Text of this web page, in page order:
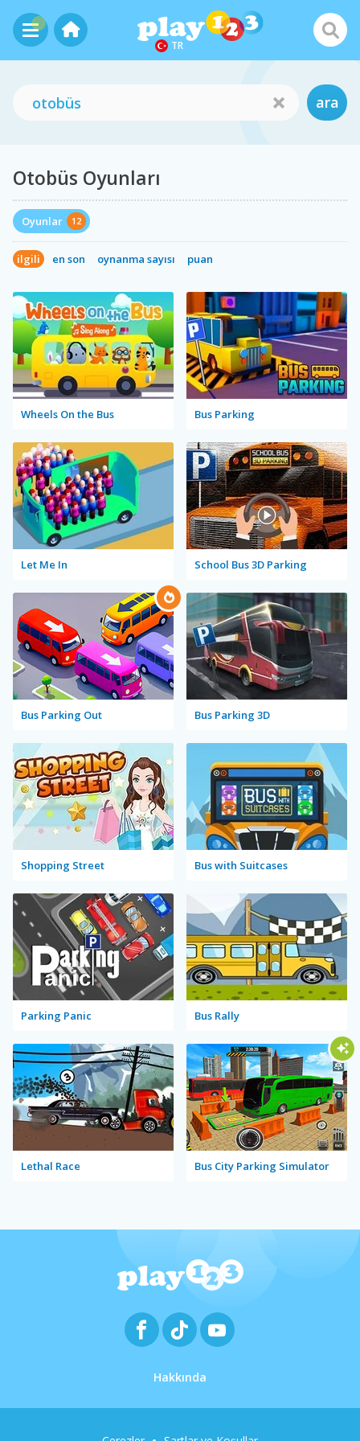
TR
ara
Otobüs Oyunları
Oyunlar 12
ilgili en son oynanma sayısı puan
Wheels On the Bus Bus Parking
Let Me In School Bus 3D Parking
Bus Parking Out Bus Parking 3D
Shopping Street Bus with Suitcases
Parking Panic Bus Rally
Lethal Race Bus City Parking Simulator
Hakkında